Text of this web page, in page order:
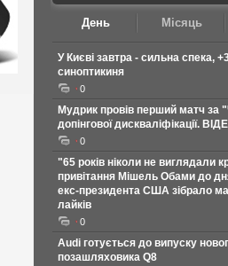
День Місяць
У Києві завтра - сильна спека,
синоптикиня
0
Мудрик провів перший матч за
допінгової дискваліфікації.
0
"65 років ніколи не виглядали
привітання Мішель Обами до
екс-президента США зібрало
лайків
0
Audi готується до випуску
позашляховика Q8